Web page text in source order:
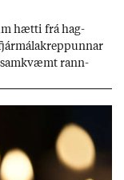
hætti frá hag­
sam­kvæmt rann­